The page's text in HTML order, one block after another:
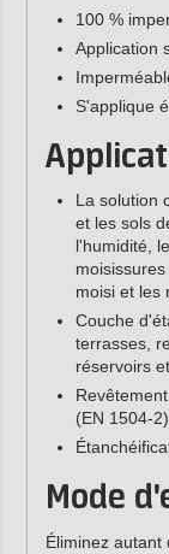
100 %
Application
S'applique
La solution
et les sols
l'humidité,
moisi et les
Couche
terrasses,
réservoirs
(EN 1504-
Mode
Éliminez autant